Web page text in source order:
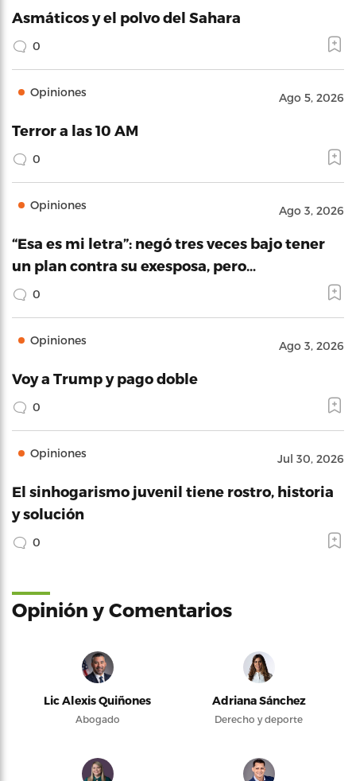
Asmáticos y el polvo del Sahara
0
Opiniones Ago 5, 2026
Terror a las 10 AM
0
Opiniones Ago 3, 2026
“Esa es mi letra”: negó tres veces bajo tener
un plan contra su exesposa, pero…
0
Opiniones Ago 3, 2026
Voy a Trump y pago doble
0
Opiniones Jul 30, 2026
El sinhogarismo juvenil tiene rostro, historia
y solución
0
Opinión y Comentarios
Lic Alexis Quiñones
Abogado
Adriana Sánchez
Derecho y deporte